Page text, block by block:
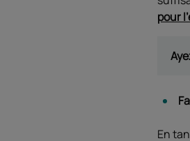
pour
En